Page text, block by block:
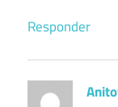
Responder